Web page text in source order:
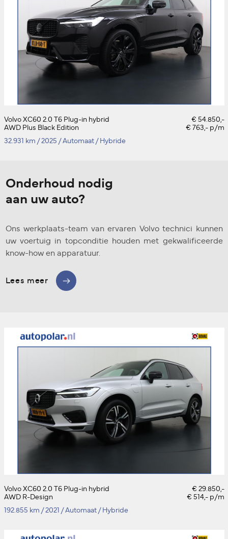
Volvo XC60 2.0 T6 Plug-in hybrid
AWD Plus Black Edition
€ 54.850,-
€ 763,- p/m
32.931 km /2025 /Automaat /Hybride
Onderhoud nodig
aan uw auto?
Ons werkplaats-team van ervaren Volvo technici kunnen
uw voertuig in topconditie houden met gekwalificeerde
know-how en apparatuur.
Lees meer
Volvo XC60 2.0 T6 Plug-in hybrid
AWD R-Design
€ 29.850,-
€ 514,- p/m
192.855 km /2021 /Automaat /Hybride